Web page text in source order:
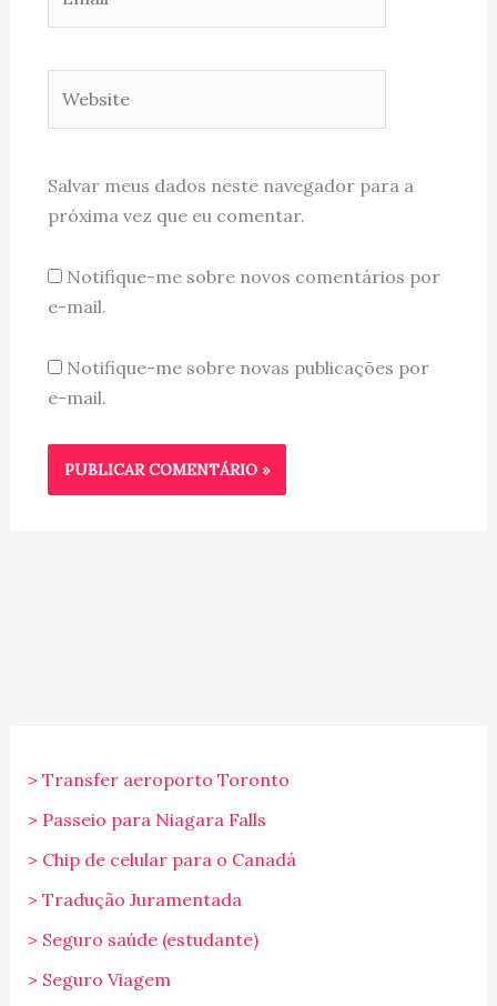
Salvar meus dados neste navegador para a
próxima vez que eu comentar.
Notifique-me sobre novos comentários por
e-mail.
Notifique-me sobre novas publicações por
e-mail.
> Transfer aeroporto Toronto
> Passeio para Niagara Falls
> Chip de celular para o Canadá
> Tradução Juramentada
> Seguro saúde (estudante)
> Seguro Viagem